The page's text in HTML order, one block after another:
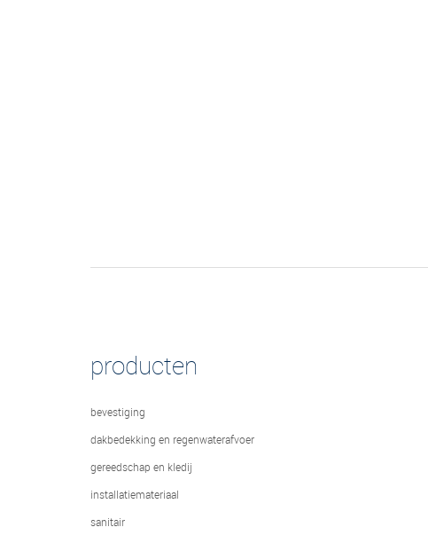
producten
bevestiging
dakbedekking en regenwaterafvoer
gereedschap en kledij
installatiemateriaal
sanitair